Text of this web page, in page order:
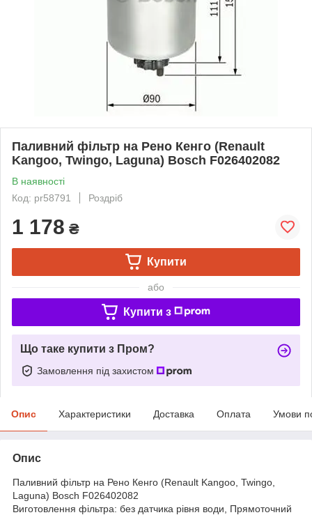
Паливний фільтр на Рено Кенго (Renault
Kangoo, Twingo, Laguna) Bosch F026402082
В наявності
Код: pr58791
Роздріб
1 178 ₴
Купити
або
Купити з
Що таке купити з Пром?
Замовлення під захистом
Опис Характеристики Доставка Оплата Умови
Опис
Паливний фільтр на Рено Кенго (Renault Kangoo, Twingo,
Laguna) Bosch F026402082
Виготовлення фільтра: без датчика рівня води, Прямоточний